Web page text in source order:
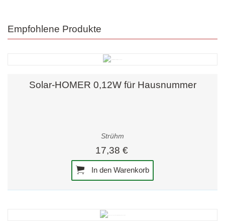
Empfohlene Produkte
Solar-HOMER 0,12W für Hausnummer
Strühm
17,38 €
In den Warenkorb